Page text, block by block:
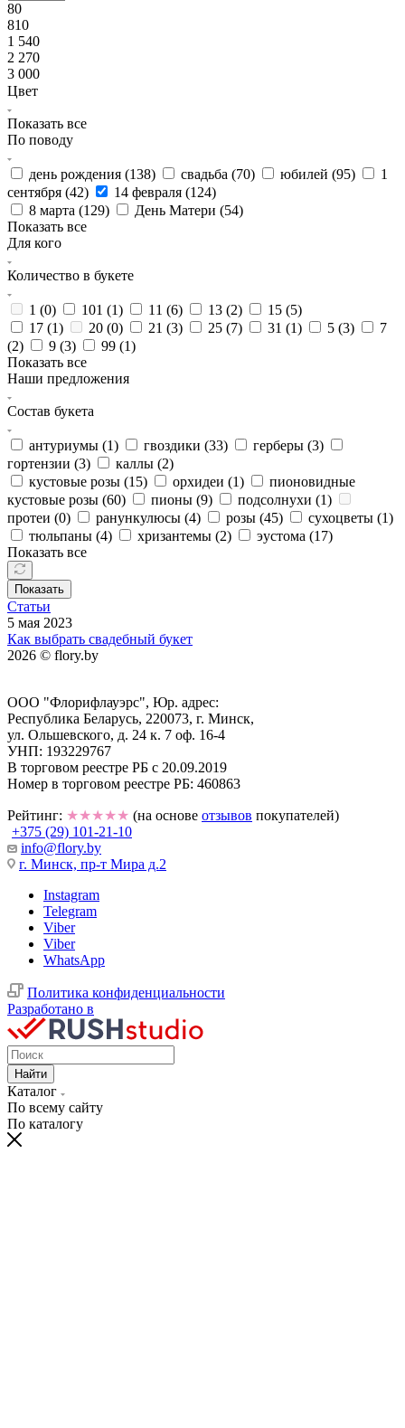
80
810
1 540
2 270
3 000
Цвет
Показать все
По поводу
день рождения (138) свадьба (70) юбилей (95)
1
сентября (42) 14 февраля (124)
8 марта (129) День Матери (54)
Показать все
Для кого
Количество в букете
1 (0) 101 (1) 11 (6) 13 (2) 15 (5)
17 (1) 20 (0) 21 (3) 25 (7) 31 (1) 5 (3)
7
(2) 9 (3) 99 (1)
Показать все
Наши предложения
Состав букета
антуриумы (1) гвоздики (33) герберы (3)
гортензии (3) каллы (2)
кустовые розы (15) орхидеи (1)
пионовидные
кустовые розы (60) пионы (9) подсолнухи (1)
протеи (0) ранункулюсы (4) розы (45) сухоцветы (1)
тюльпаны (4) хризантемы (2) эустома (17)
Показать все
Показать
Статьи
5 мая 2023
Как выбрать свадебный букет
2026 © flory.by
ООО "Флорифлауэрс", Юр. адрес:
Республика Беларусь, 220073, г. Минск,
ул. Ольшевского, д. 24 к. 7 оф. 16-4
УНП: 193229767
В торговом реестре РБ с 20.09.2019
Номер в торговом реестре РБ: 460863
Рейтинг: ★★★★★ (на основе отзывов покупателей)
+375 (29) 101-21-10
info@flory.by
г. Минск, пр-т Мира д.2
Instagram
Telegram
Viber
Viber
WhatsApp
Политика конфиденциальности
Разработано в
Найти
Каталог
По всему сайту
По каталогу